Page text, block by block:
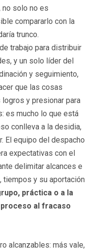
no solo no es
compararlo con la
trunco.
trabajo para distribuir
y un solo líder del
y seguimiento,
que las cosas
y presionar para
es mucho lo que está
conlleva a la desidia,
El equipo del despacho
expectativas con el
delimitar alcances e
y su aportación
práctica o a la
al fracaso
alcanzables: más vale,